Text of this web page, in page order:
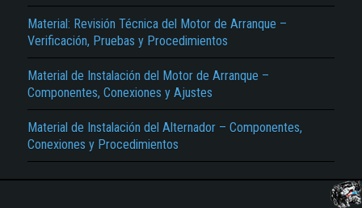
Material: Revisión Técnica del Motor de Arranque –
Verificación, Pruebas y Procedimientos
Material de Instalación del Motor de Arranque –
Componentes, Conexiones y Ajustes
Material de Instalación del Alternador – Componentes,
Conexiones y Procedimientos